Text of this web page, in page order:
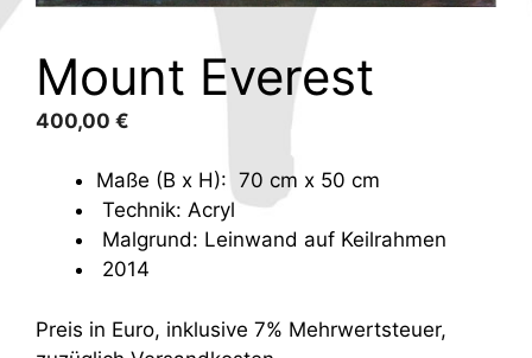
Mount Everest
400,00 €
Maße (B x H): 70 cm x 50 cm
Technik: Acryl
Malgrund: Leinwand auf Keilrahmen
2014
Preis in Euro, inklusive 7% Mehrwertsteuer,